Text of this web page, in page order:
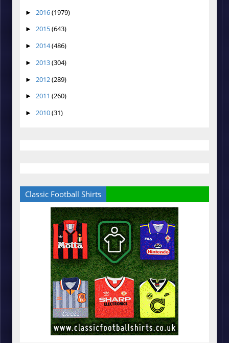
► 2016(1979)
► 2015(643)
► 2014(486)
► 2013(304)
► 2012(289)
► 2011 (260)
► 2010(31)
Classic Football Shirts